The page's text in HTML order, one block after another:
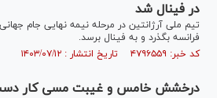
در فینال شد
تیم ملی آرژانتین در مرحله نیمه نهایی جام
فرانسه بگذرد و به فینال برسد.
کد خبر: ۴۷۹۶۵۵۹ تاریخ انتشار : ۱۴۰۳/۰۷/۱۲
درخشش خامس و غیبت مسی کار